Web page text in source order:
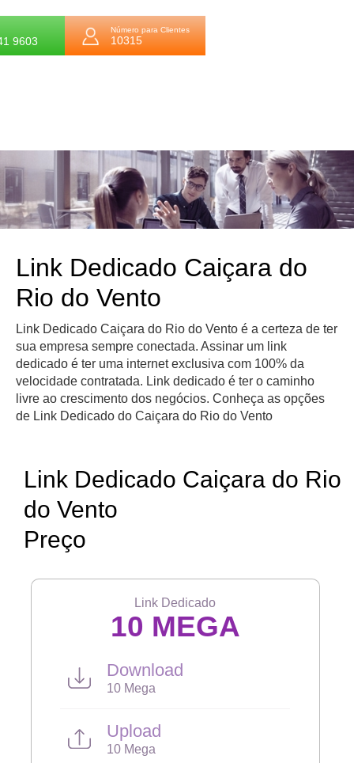
9603
Número para Clientes
10315
Link Dedicado Caiçara do
Rio do Vento
Link Dedicado Caiçara do Rio do Vento é a certeza de ter
sua empresa sempre conectada. Assinar um link
dedicado é ter uma internet exclusiva com 100% da
velocidade contratada. Link dedicado é ter o caminho
livre ao crescimento dos negócios. Conheça as opções
de Link Dedicado do Caiçara do Rio do Vento
Link Dedicado Caiçara do Rio
do Vento
Preço
Link Dedicado
10 MEGA
Download
10 Mega
Upload
10 Mega